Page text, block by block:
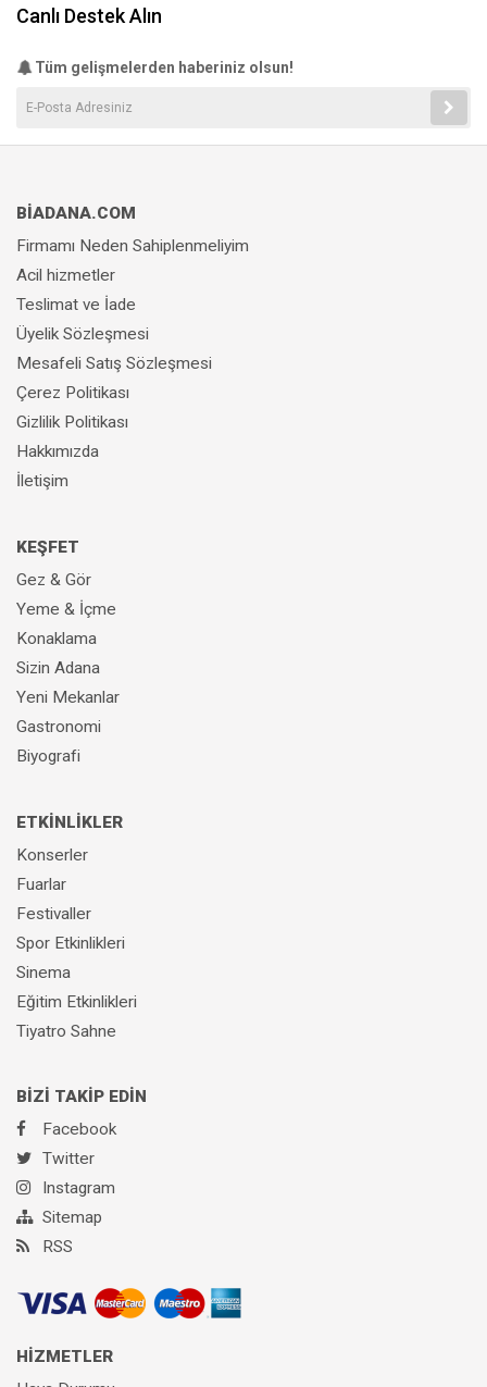
Canlı Destek Alın
Tüm gelişmelerden haberiniz olsun!
BİADANA.COM
Firmamı Neden Sahiplenmeliyim
Acil hizmetler
Teslimat ve İade
Üyelik Sözleşmesi
Mesafeli Satış Sözleşmesi
Çerez Politikası
Gizlilik Politikası
Hakkımızda
İletişim
KEŞFET
Gez & Gör
Yeme & İçme
Konaklama
Sizin Adana
Yeni Mekanlar
Gastronomi
Biyografi
ETKİNLİKLER
Konserler
Fuarlar
Festivaller
Spor Etkinlikleri
Sinema
Eğitim Etkinlikleri
Tiyatro Sahne
BİZİ TAKİP EDİN
Facebook
Twitter
Instagram
Sitemap
RSS
HİZMETLER